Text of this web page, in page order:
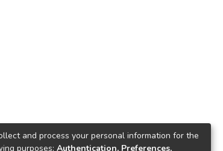
and process your personal information for the
purposes: Authentication, Preferences,